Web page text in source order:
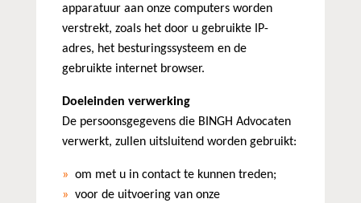
apparatuur aan onze computers worden
verstrekt, zoals het door u gebruikte IP-
adres, het besturingssysteem en de
gebruikte internet browser.
Doeleinden verwerking
De persoonsgegevens die BINGH Advocaten
verwerkt, zullen uitsluitend worden gebruikt:
om met u in contact te kunnen treden;
voor de uitvoering van onze